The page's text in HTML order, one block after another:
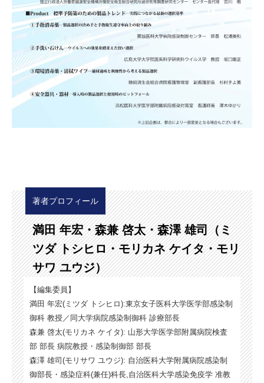
著者プロフィール
満田 年宏・森兼 啓太・森澤 雄司（ミ
ツダ トシヒロ・モリカネ ケイタ・モリ
サワ ユウジ）
【編集委員】
満田 年宏(ミツダ トシヒロ):東京女子医科大学医学部感染制
御科 教授／同大学病院感染制御科 診療部長
森兼 啓太(モリカネ ケイタ): 山形大学医学部附属病院検査
部 部長 病院教授・感染制御部 部長
森澤 雄司(モリサワ ユウジ): 自治医科大学附属病院感染制
御部長・感染症科(兼任)科長,自治医科大学感染免疫学 准教